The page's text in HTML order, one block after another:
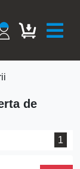
de
1